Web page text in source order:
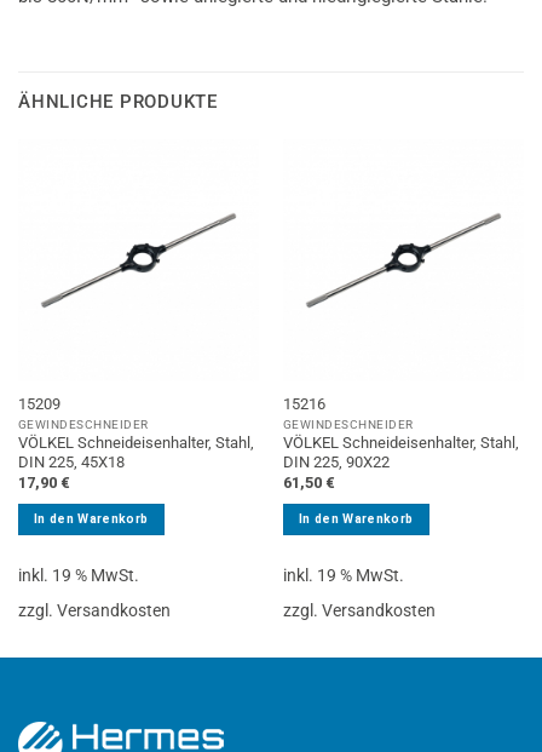
ÄHNLICHE PRODUKTE
15209
GEWINDESCHNEIDER
VÖLKEL Schneideisenhalter, Stahl,
DIN 225, 45X18
17,90 €
In den Warenkorb
inkl. 19 % MwSt.
zzgl. Versandkosten
15216
GEWINDESCHNEIDER
VÖLKEL Schneideisenhalter, Stahl,
DIN 225, 90X22
61,50 €
In den Warenkorb
inkl. 19 % MwSt.
zzgl. Versandkosten